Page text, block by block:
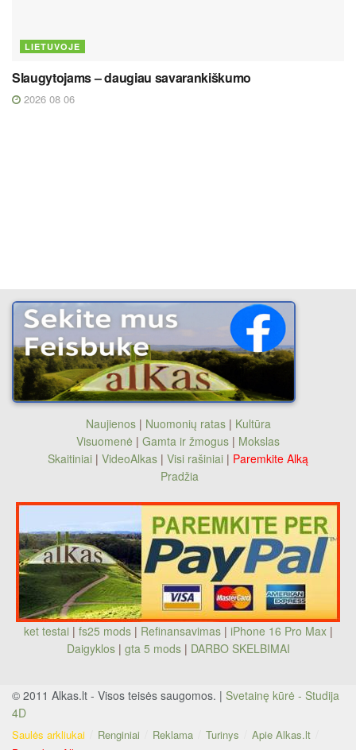
LIETUVOJE
Slaugytojams – daugiau savarankiškumo
2026 08 06
Naujienos| Nuomonių ratas| Kultūra
Visuomenė | Gamta ir žmogus | Mokslas
Skaitiniai | VideoAlkas | Visi rašiniai | Paremkite Alką
Pradžia
ket testai | fs25 mods| Refinansavimas| iPhone 16 Pro Max|
Daigyklos| gta 5 mods | DARBO SKELBIMAI
© 2011 Alkas.lt - Visos teisės saugomos. | Svetainę kūrė - Studija
4D
Saulės arkliukai Renginiai Reklama Turinys
Apie Alkas.lt